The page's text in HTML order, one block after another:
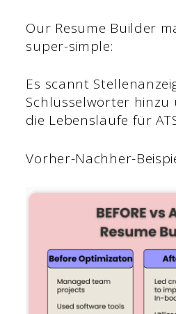
Our Resume Builder
super-simple:
Es scannt
Schlüsselwörter
die Lebensläufe für
Vorher-Nachher-